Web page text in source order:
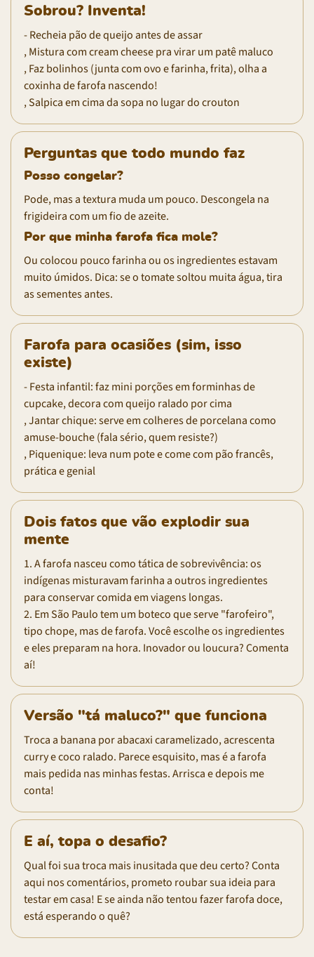
Sobrou? Inventa!
- Recheia pão de queijo antes de assar
, Mistura com cream cheese pra virar um patê maluco
, Faz bolinhos (junta com ovo e farinha, frita), olha a
coxinha de farofa nascendo!
, Salpica em cima da sopa no lugar do crouton
Perguntas que todo mundo faz
Posso congelar?
Pode, mas a textura muda um pouco. Descongela na
frigideira com um fio de azeite.
Por que minha farofa fica mole?
Ou colocou pouco farinha ou os ingredientes estavam
muito úmidos. Dica: se o tomate soltou muita água, tira
as sementes antes.
Farofa para ocasiões (sim, isso
existe)
- Festa infantil: faz mini porções em forminhas de
cupcake, decora com queijo ralado por cima
, Jantar chique: serve em colheres de porcelana como
amuse-bouche (fala sério, quem resiste?)
, Piquenique: leva num pote e come com pão francês,
prática e genial
Dois fatos que vão explodir sua
mente
1. A farofa nasceu como tática de sobrevivência: os
indígenas misturavam farinha a outros ingredientes
para conservar comida em viagens longas.
2. Em São Paulo tem um boteco que serve "farofeiro",
tipo chope, mas de farofa. Você escolhe os ingredientes
e eles preparam na hora. Inovador ou loucura? Comenta
aí!
Versão "tá maluco?" que funciona
Troca a banana por abacaxi caramelizado, acrescenta
curry e coco ralado. Parece esquisito, mas é a farofa
mais pedida nas minhas festas. Arrisca e depois me
conta!
E aí, topa o desafio?
Qual foi sua troca mais inusitada que deu certo? Conta
aqui nos comentários, prometo roubar sua ideia para
testar em casa! E se ainda não tentou fazer farofa doce,
está esperando o quê?